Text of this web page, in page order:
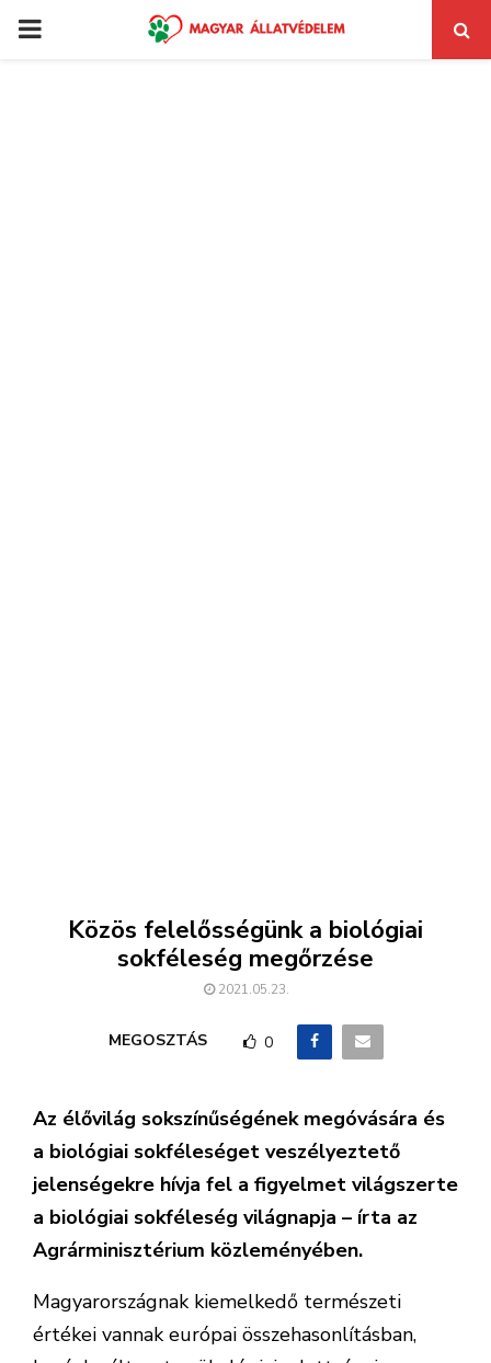
PRIMARY
Közös felelősségünk a biológiai
sokféleség megőrzése
2021.05.23.
MEGOSZTÁS 0
Az élővilág sokszínűségének megóvására és
a biológiai sokféleséget veszélyeztető
jelenségekre hívja fel a figyelmet világszerte
a biológiai sokféleség világnapja – írta az
Agrárminisztérium közleményében.
Magyarországnak kiemelkedő természeti
értékei vannak európai összehasonlításban,